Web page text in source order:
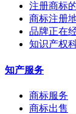
注册商标
商标注册
品牌正在
知识产权
知产服务
商标服务
商标出售